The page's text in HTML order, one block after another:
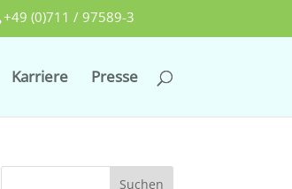
+49 (0)711 / 97589-3
Karriere Presse